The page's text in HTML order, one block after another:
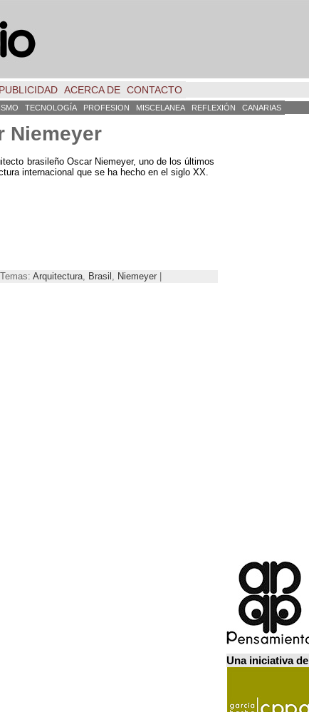
PUBLICIDAD ACERCA DE CONTACTO
TECNOLOGÍA PROFESION MISCELANEA REFLEXIÓN CANARIAS
Niemeyer
brasileño Oscar Niemeyer, uno de los últimos
internacional que se ha hecho en el siglo XX.
Arquitectura Brasil Niemeyer
Una iniciativa de